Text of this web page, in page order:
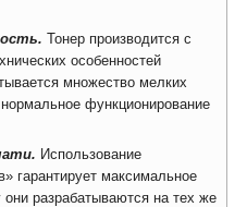
Тонер производится с
особенностей
множество мелких
функционирование
Использование
гарантирует максимальное
они разрабатываются на тех же